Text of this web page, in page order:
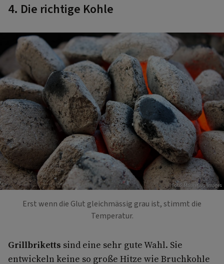
4. Die richtige Kohle
Foto: Mauritius Images
Erst wenn die Glut gleichmässig grau ist, stimmt die
Temperatur.
Grillbriketts sind eine sehr gute Wahl. Sie
entwickeln keine so große Hitze wie Bruchkohle